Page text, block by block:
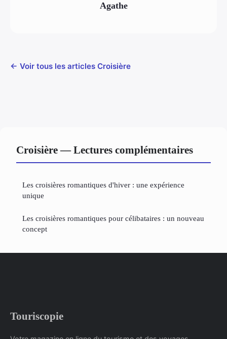
Agathe
← Voir tous les articles Croisière
Croisière — Lectures complémentaires
Les croisières romantiques d'hiver : une expérience
unique
Les croisières romantiques pour célibataires : un nouveau
concept
Touriscopie